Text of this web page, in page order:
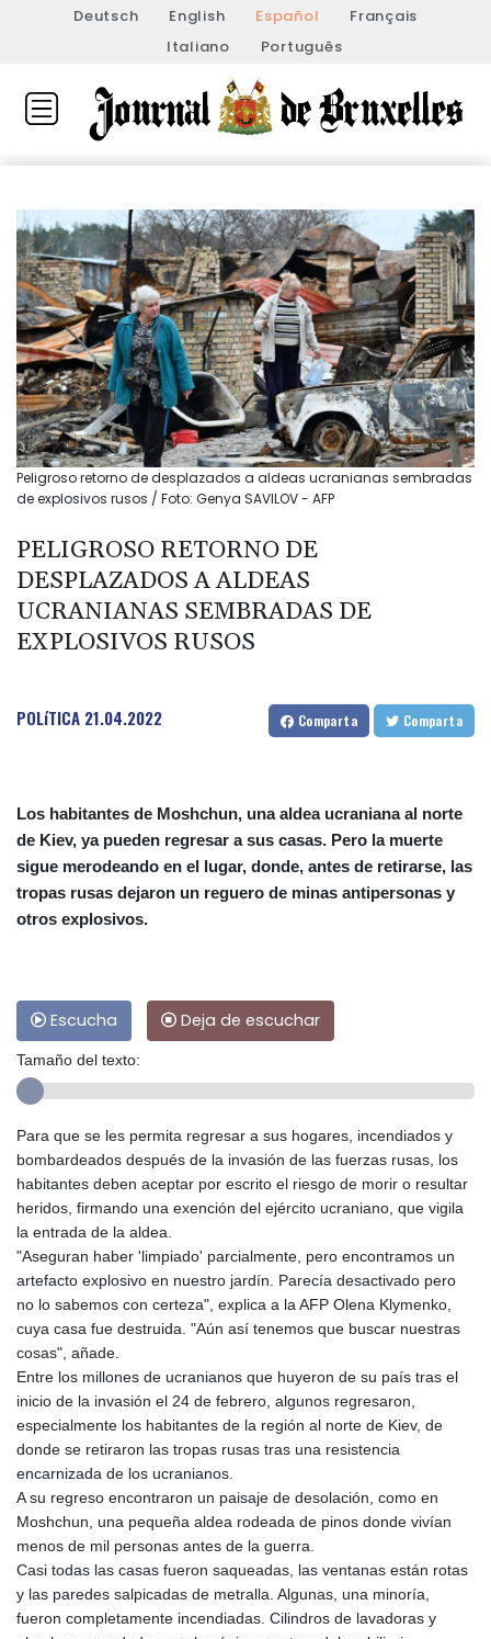
Deutsch English Español
Français
Italiano
Português
Peligroso retorno de desplazados a aldeas ucranianas sembradas
de explosivos rusos / Foto: Genya SAVILOV - AFP
PELIGROSO RETORNO DE
DESPLAZADOS A ALDEAS
UCRANIANAS SEMBRADAS DE
EXPLOSIVOS RUSOS
POLíTICA 21.04.2022 Comparta Comparta
Los habitantes de Moshchun, una aldea ucraniana al norte
de Kiev, ya pueden regresar a sus casas. Pero la muerte
sigue merodeando en el lugar, donde, antes de retirarse, las
tropas rusas dejaron un reguero de minas antipersonas y
otros explosivos.
Escucha Deja de escuchar
Tamaño del texto:
Para que se les permita regresar a sus hogares, incendiados y
bombardeados después de la invasión de las fuerzas rusas, los
habitantes deben aceptar por escrito el riesgo de morir o resultar
heridos, firmando una exención del ejército ucraniano, que vigila
la entrada de la aldea.
"Aseguran haber 'limpiado' parcialmente, pero encontramos un
artefacto explosivo en nuestro jardín. Parecía desactivado pero
no lo sabemos con certeza", explica a la AFP Olena Klymenko,
cuya casa fue destruida. "Aún así tenemos que buscar nuestras
cosas", añade.
Entre los millones de ucranianos que huyeron de su país tras el
inicio de la invasión el 24 de febrero, algunos regresaron,
especialmente los habitantes de la región al norte de Kiev, de
donde se retiraron las tropas rusas tras una resistencia
encarnizada de los ucranianos.
A su regreso encontraron un paisaje de desolación, como en
Moshchun, una pequeña aldea rodeada de pinos donde vivían
menos de mil personas antes de la guerra.
Casi todas las casas fueron saqueadas, las ventanas están rotas
y las paredes salpicadas de metralla. Algunas, una minoría,
fueron completamente incendiadas. Cilindros de lavadoras y